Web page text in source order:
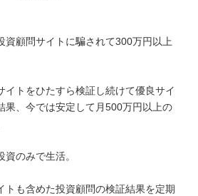
資顧問サイトに騙されて300万円以上
イトをひたすら検証し続けて優良サイ
果、今では安定して月500万円以上の
のみで生活。
トも含めた投資顧問の検証結果を定期